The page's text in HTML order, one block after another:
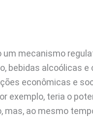
mecanismo
bebidas alcoólicas
econômicas e
exemplo, teria o
ao mesmo